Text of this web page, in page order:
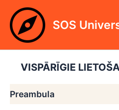
content
SOS
VISPĀRĪGIE
Preambula